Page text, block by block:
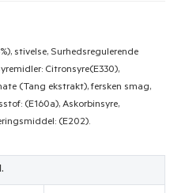
stivelse, Surhedsregulerende
Citronsyre(E330),
(Tang ekstrakt), fersken smag,
(E160a), Askorbinsyre,
(E202).